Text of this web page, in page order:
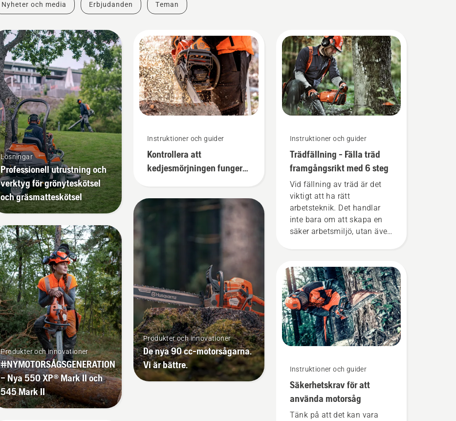
Nyheter och media Erbjudanden Teman
Lösningar
Professionell utrustning och
verktyg för grönyteskötsel
och gräsmatteskötsel
Produkter och innovationer
#NYMOTORSÅGSGENERATION
– Nya 550 XP® Mark II och
545 Mark II
Instruktioner och guider
Kontrollera att
kedjesmörjningen fungerar
Produkter och innovationer
De nya 90 cc-motorsågarna.
Vi är bättre.
Instruktioner och guider
Trädfällning - Fälla träd
framgångsrikt med 6 steg
Vid fällning av träd är det
viktigt att ha rätt
arbetsteknik. Det handlar
inte bara om att skapa en
säker arbetsmiljö, utan även
Instruktioner och guider
Säkerhetskrav för att
använda motorsåg
Tänk på att det kan vara